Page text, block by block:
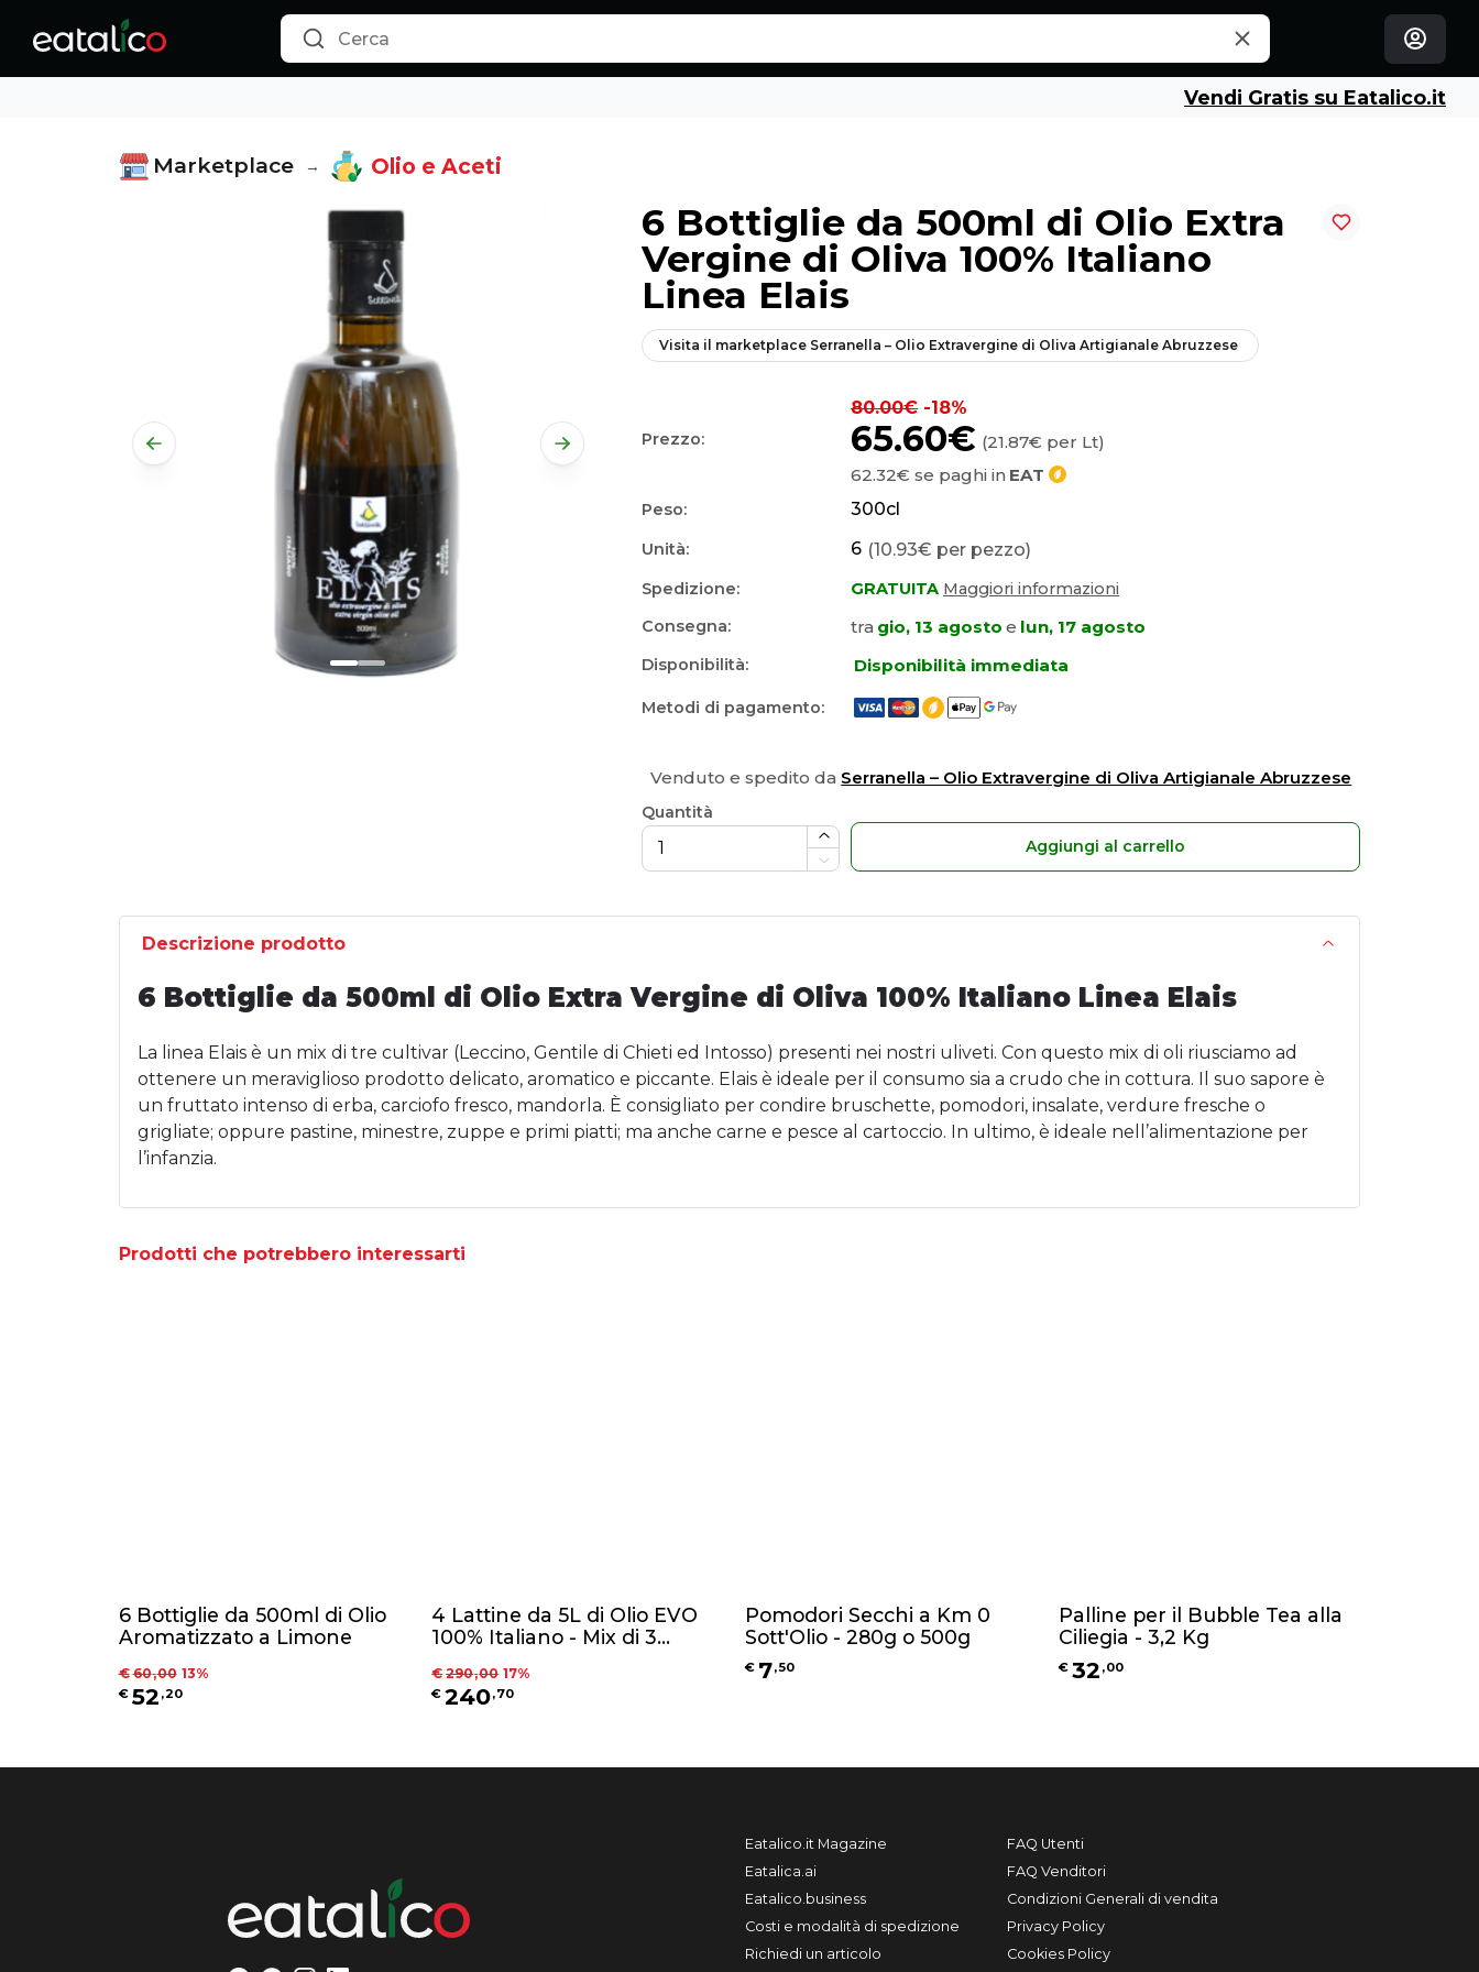
Vendi Gratis su Eatalico.it
Marketplace → Olio e Aceti
6 Bottiglie da 500ml di Olio Extra
Vergine di Oliva 100% Italiano
Linea Elais
Visita il marketplace Serranella – Olio Extravergine di Oliva Artigianale Abruzzese
Prezzo:
80.00€ -18%
65.60€ (21.87€ per Lt)
62.32€ se paghi in EAT
Peso: 300cl
Unità: 6 (10.93€ per pezzo)
Spedizione: GRATUITA Maggiori informazioni
Consegna:
tra gio, 13 agosto e lun, 17 agosto
Disponibilità: Disponibilità immediata
Metodi di pagamento:
Venduto e spedito da Serranella – Olio Extravergine di Oliva Artigianale Abruzzese
Quantità
Aggiungi al carrello
Descrizione prodotto
6 Bottiglie da 500ml di Olio Extra Vergine di Oliva 100% Italiano Linea Elais
La linea Elais è un mix di tre cultivar (Leccino, Gentile di Chieti ed Intosso) presenti nei nostri uliveti. Con questo mix di oli riusciamo ad
ottenere un meraviglioso prodotto delicato, aromatico e piccante. Elais è ideale per il consumo sia a crudo che in cottura. Il suo sapore è
un fruttato intenso di erba, carciofo fresco, mandorla. È consigliato per condire bruschette, pomodori, insalate, verdure fresche o
grigliate; oppure pastine, minestre, zuppe e primi piatti; ma anche carne e pesce al cartoccio. In ultimo, è ideale nell’alimentazione per
l’infanzia.
Prodotti che potrebbero interessarti
6 Bottiglie da 500ml di Olio
Aromatizzato a Limone
€ 60,00 13%
€ 52 ,20
4 Lattine da 5L di Olio EVO
100% Italiano - Mix di 3
Chieti ed Intosso
€ 290,00 17%
€ 240,70
Pomodori Secchi a Km 0
Sott'Olio - 280g o 500g
€ 7,50
Palline per il Bubble Tea alla
Ciliegia - 3,2 Kg
€ 32 ,00
Eatalico.it Magazine
Eatalica.ai
Eatalico.business
Costi e modalità di spedizione
Richiedi un articolo
FAQ Utenti
FAQ Venditori
Condizioni Generali di vendita
Privacy Policy
Cookies Policy